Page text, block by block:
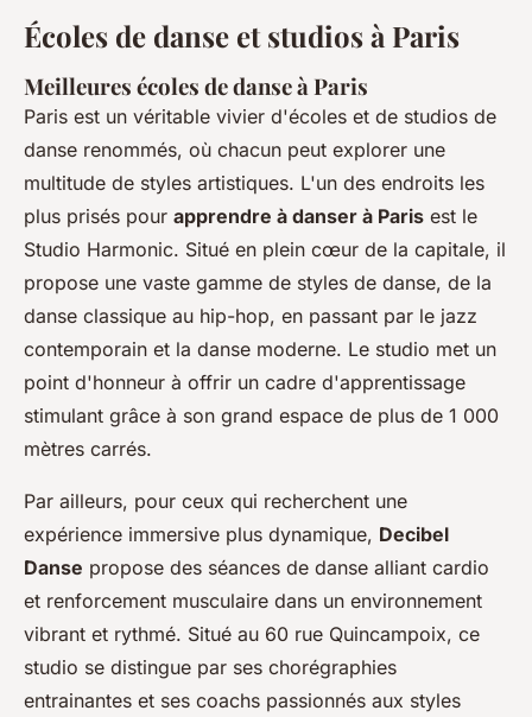
Écoles de danse et studios à Paris
Meilleures écoles de danse à Paris
Paris est un véritable vivier d'écoles et de studios de
danse renommés, où chacun peut explorer une
multitude de styles artistiques. L'un des endroits les
plus prisés pour apprendre à danser à Paris est le
Studio Harmonic. Situé en plein cœur de la capitale, il
propose une vaste gamme de styles de danse, de la
danse classique au hip-hop, en passant par le jazz
contemporain et la danse moderne. Le studio met un
point d'honneur à offrir un cadre d'apprentissage
stimulant grâce à son grand espace de plus de 1 000
mètres carrés.
Par ailleurs, pour ceux qui recherchent une
expérience immersive plus dynamique, Decibel
Danse propose des séances de danse alliant cardio
et renforcement musculaire dans un environnement
vibrant et rythmé. Situé au 60 rue Quincampoix, ce
studio se distingue par ses chorégraphies
entrainantes et ses coachs passionnés aux styles